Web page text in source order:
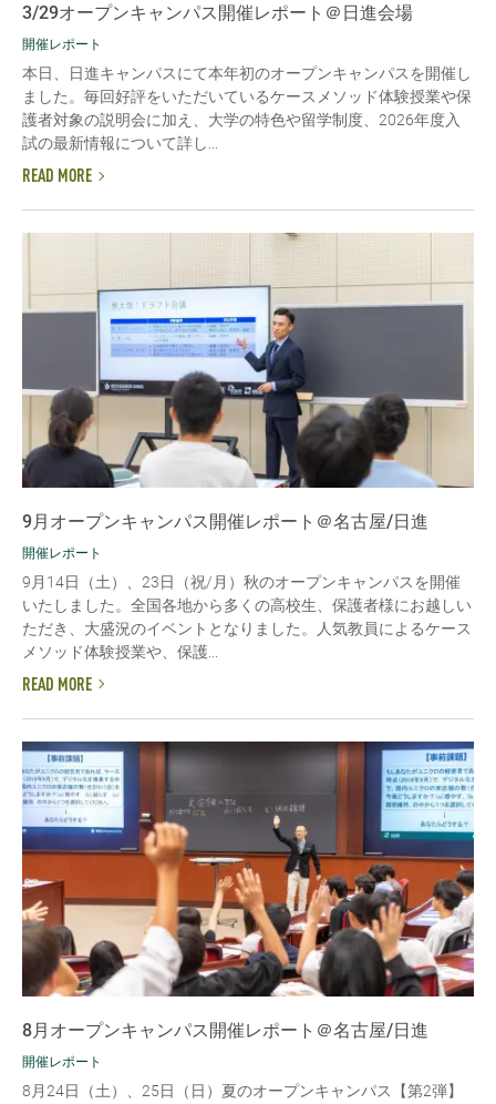
3/29オープンキャンパス開催レポート＠日進会場
開催レポート
本日、日進キャンパスにて本年初のオープンキャンパスを開催し
ました。毎回好評をいただいているケースメソッド体験授業や保
護者対象の説明会に加え、大学の特色や留学制度、2026年度入
試の最新情報について詳し...
READ MORE
9月オープンキャンパス開催レポート＠名古屋/日進
開催レポート
9月14日（土）、23日（祝/月）秋のオープンキャンパスを開催
いたしました。全国各地から多くの高校生、保護者様にお越しい
ただき、大盛況のイベントとなりました。人気教員によるケース
メソッド体験授業や、保護...
READ MORE
8月オープンキャンパス開催レポート＠名古屋/日進
開催レポート
8月24日（土）、25日（日）夏のオープンキャンパス【第2弾】